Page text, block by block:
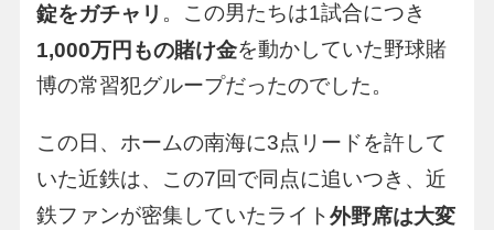
錠をガチャリ 。この男たちは1試合につき
1,000万円もの賭け金を動かしていた野球賭
博の常習犯グループだったのでした。
この日、ホームの南海に3点リードを許して
いた近鉄は、この7回で同点に追いつき、近
鉄ファンが密集していたライト外野席は大変